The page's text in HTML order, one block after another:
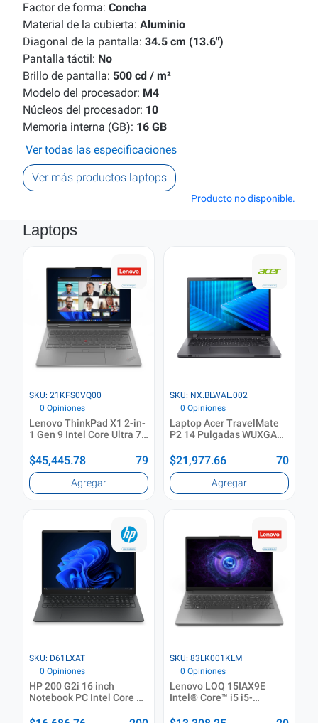
Factor de forma: Concha
Material de la cubierta: Aluminio
Diagonal de la pantalla: 34.5 cm (13.6")
Pantalla táctil: No
Brillo de pantalla: 500 cd / m²
Modelo del procesador: M4
Núcleos del procesador: 10
Memoria interna (GB): 16 GB
Ver todas las especificaciones
Ver más productos laptops
Producto no disponible.
Laptops
SKU: 21KFS0VQ00
0 Opiniones
Lenovo ThinkPad X1 2-in-
1 Gen 9 Intel Core Ultra 7
35.6 cm (14") Pantalla
táctil WUXGA 16 GB
LPDDR5x-SDRAM 512 GB
SSD Wi-Fi 6E (802.11ax)
$45,445.78 79
Agregar
SKU: NX.BLWAL.002
0 Opiniones
Laptop Acer TravelMate
P2 14 Pulgadas WUXGA
16 GB RAM 512 GB SSD
Gris Acero Windows 11
Pro
$21,977.66 70
Agregar
SKU: D61LXAT
0 Opiniones
HP 200 G2i 16 inch
Notebook PC Intel Core 3
portátil 40.6 cm (16")
SKU: 83LK001KLM
0 Opiniones
Lenovo LOQ 15IAX9E
Intel® Core™ i5 i5-
portátil 39.6 cm (15.6")